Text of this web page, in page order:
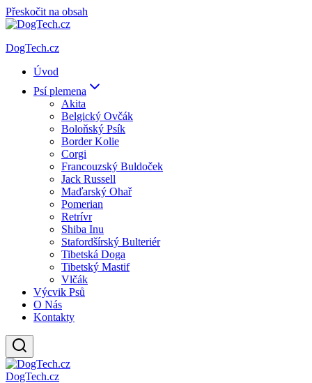
Přeskočit na obsah
DogTech.cz
Úvod
Psí plemena
Akita
Belgický Ovčák
Boloňský Psík
Border Kolie
Corgi
Francouzský Buldoček
Jack Russell
Maďarský Ohař
Pomerian
Retrívr
Shiba Inu
Stafordšírský Bulteriér
Tibetská Doga
Tibetský Mastif
Vlčák
Výcvik Psů
O Nás
Kontakty
DogTech.cz